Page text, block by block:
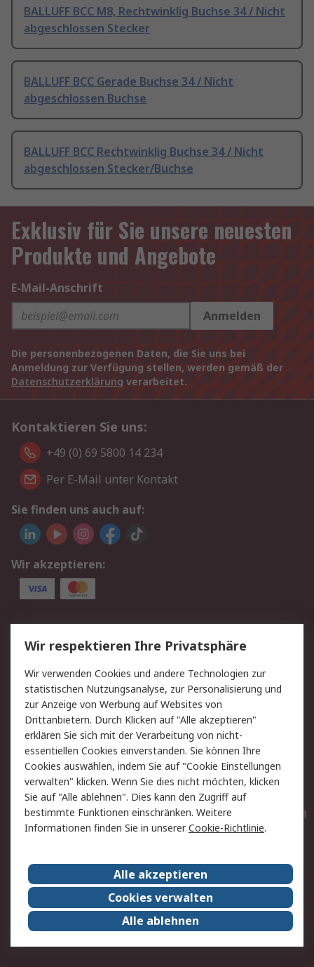
BALLUFF BCC M8, Rechtwinklig Buchse 34 / Nicht
abgeschlossen Stecker
BALLUFF BCC Gerade Buchse 34 / Nicht
abgeschlossen Buchse
BALLUFF BCC Rechtwinklig Buchse 34 / Nicht
abgeschlossen Stecker/Buchse
Exklusiv für Sie unsere neuesten
Produkte und Angebote
E-Mail-Anschrift
Anmelden
Die personenbezogenen Daten, die Sie uns bei
Anmeldung zur Verfügung stellen, werden gemäß der
Datenschutzerklärung verarbeitet.
Kontaktieren Sie uns:
+49 (0) 69 5800 14 234
Per E-Mail unter Kontakt
Sie finden uns auch auf:
Wir akzeptieren:
Service
Value Added Services
Lieferlösungen
Rücksendungen
Kontakt
Hilfe
Privatkunden
Rechtliches
AGB
Datenschutz
Cookie-Richtlinie
Zahlungsbedingungen
Copyright/Impressum
Entsorgung
Elektrogeräte/Batterien
RS weltweit
Karriere bei RS
Nachhaltigkeit
Qualität/Umwelt/ZertifikatePresse-Center
Event-Center
Wir respektieren Ihre Privatsphäre
Wir verwenden Cookies und andere Technologien zur
statistischen Nutzungsanalyse, zur Personalisierung und
zur Anzeige von Werbung auf Websites von
Drittanbietern. Durch Klicken auf "Alle akzeptieren"
erklären Sie sich mit der Verarbeitung von nicht-
essentiellen Cookies einverstanden. Sie können Ihre
Cookies auswählen, indem Sie auf "Cookie Einstellungen
verwalten" klicken. Wenn Sie dies nicht möchten, klicken
Sie auf "Alle ablehnen". Dies kann den Zugriff auf
bestimmte Funktionen einschränken. Weitere
Informationen finden Sie in unsererCookie-Richtlinie.
Alle akzeptieren
Cookies verwalten
Alle ablehnen